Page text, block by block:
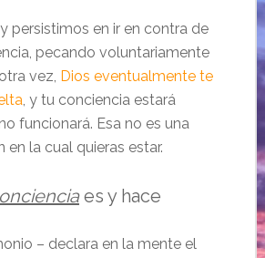
persistimos en ir en contra de
pecando voluntariamente
vez, Dios eventualmente te
, y tu conciencia estará
funcionará. Esa no es una
en la cual quieras estar.
es y hace
– declara en la mente el